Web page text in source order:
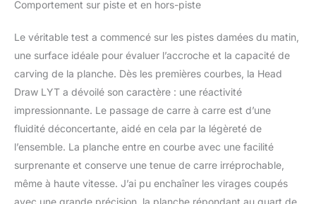
Comportement sur piste et en hors-piste
Le véritable test a commencé sur les pistes damées du matin,
une surface idéale pour évaluer l’accroche et la capacité de
carving de la planche. Dès les premières courbes, la Head
Draw LYT a dévoilé son caractère : une réactivité
impressionnante. Le passage de carre à carre est d’une
fluidité déconcertante, aidé en cela par la légèreté de
l’ensemble. La planche entre en courbe avec une facilité
surprenante et conserve une tenue de carre irréprochable,
même à haute vitesse. J’ai pu enchaîner les virages coupés
avec une grande précision, la planche répondant au quart de